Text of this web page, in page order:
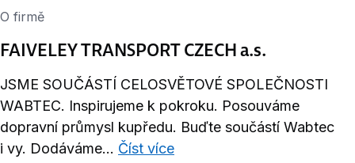
O firmě
FAIVELEY TRANSPORT CZECH a.s.
JSME SOUČÁSTÍ CELOSVĚTOVÉ SPOLEČNOSTI
WABTEC. Inspirujeme k pokroku. Posouváme
dopravní průmysl kupředu. Buďte součástí Wabtec
i vy. Dodáváme... Číst více